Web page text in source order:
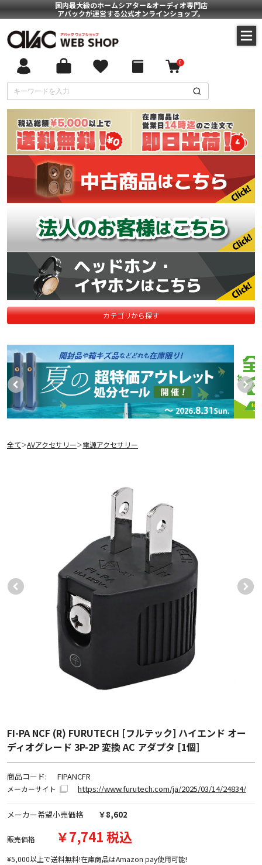
国内最大級のホームシアター&オーディオ専門店
アバックが運営する公式オンラインショップ。
0
カテゴリから探す
全て＞AVアクセサリー＞電源アクセサリー
FI-PA NCF (R) FURUTECH [フルテック] ハイエンド オー
ディオグレード 3P-2P 変換 AC アダプタ [1個]
商品コード: FIPANCFR
メーカーサイト https://www.furutech.com/ja/2025/03/14/24834/
メーカー希望小売価格 ￥8,602
販売価格 ￥7,741 税込
¥5,000以上で送料無料!在庫商品はAmazon pay使用可能!